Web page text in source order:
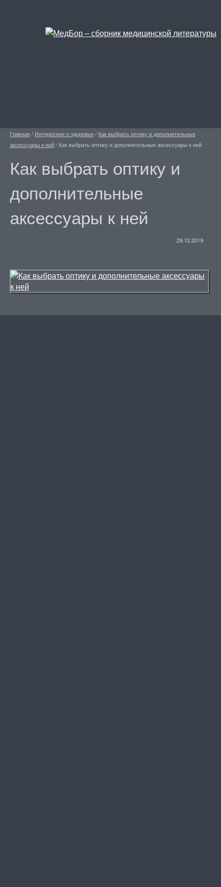
Главная / Интересное о здоровье/ Как выбрать оптику и дополнительные
аксессуары к ней/ Как выбрать оптику и дополнительные аксессуары к ней
Как выбрать оптику и
дополнительные
аксессуары к ней
29.12.2019